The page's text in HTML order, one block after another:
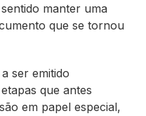
manter uma
que se tornou
ser emitido
que antes
em papel especial,